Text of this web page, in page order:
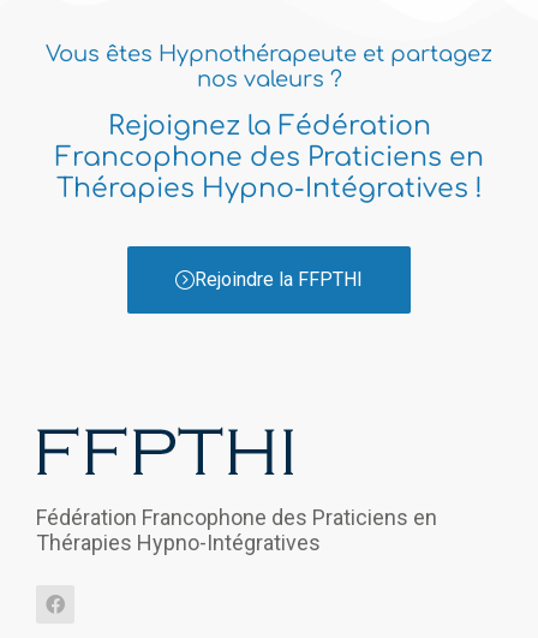
Vous êtes Hypnothérapeute et partagez
nos valeurs ?
Rejoignez la Fédération
Francophone des Praticiens en
Thérapies Hypno-Intégratives !
Rejoindre la FFPTHI
Fédération Francophone des Praticiens en
Thérapies Hypno-Intégratives